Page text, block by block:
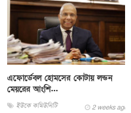
এফোর্ডেবল হোমসের কোটায় লন্ডন
মেয়রের আংশি...
ইউকে কমিউনিটি 2 weeks ago